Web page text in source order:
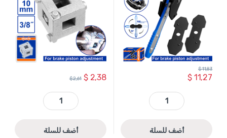
$11,27
$11,83
WRW5501 - أداة توسيع المكابس WADFOW quantity
أضف للسلة
$2,38
$2,61
WART1738 - أداة فك مكبس الكاليبر من اجل كوليات السيارة WADFOW quantity
أضف للسلة